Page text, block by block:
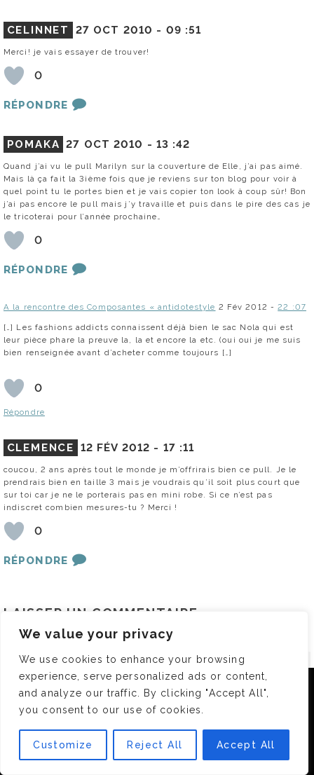
We value your privacy
We use cookies to enhance your browsing
experience, serve personalized ads or content,
and analyze our traffic. By clicking "Accept All",
you consent to our use of cookies.
Customize Reject All Accept All
CELINNET 27 OCT 2010 - 09 :51
Merci! je vais essayer de trouver!
0
RÉPONDRE
POMAKA 27 OCT 2010 - 13 :42
Quand j’ai vu le pull Marilyn sur la couverture de Elle, j’ai pas aimé.
Mais là ça fait la 3ième fois que je reviens sur ton blog pour voir à
quel point tu le portes bien et je vais copier ton look à coup sûr! Bon
j’ai pas encore le pull mais j’y travaille et puis dans le pire des cas je
le tricoterai pour l’année prochaine…
0
RÉPONDRE
A la rencontre des Composantes « antidotestyle 2 Fév 2012 -22 :07
[…] Les fashions addicts connaissent déjà bien le sac Nola qui est
leur pièce phare la preuve la, la et encore la etc. (oui oui je me suis
bien renseignée avant d’acheter comme toujours […]
0
Répondre
CLEMENCE 12 FÉV 2012 - 17 :11
coucou, 2 ans après tout le monde je m’offrirais bien ce pull. Je le
prendrais bien en taille 3 mais je voudrais qu’il soit plus court que
sur toi car je ne le porterais pas en mini robe. Si ce n’est pas
indiscret combien mesures-tu ? Merci !
0
RÉPONDRE
LAISSER UN COMMENTAIRE
Nous utilisons des cookies pour vous garantir la meilleure
expérience sur notre site. Si vous continuez à utiliser ce
dernier, nous considérerons que vous acceptez l'utilisation des
cookies.
OK